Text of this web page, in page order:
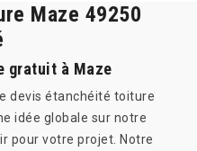
Maze 49250
gratuit à Maze
devis étanchéité toiture
idée globale sur notre
pour votre projet. Notre